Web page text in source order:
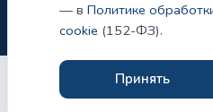
— в Политике
cookie (152-ФЗ).
Принять
2026 ООО «ЭЛ-СИРИУС». Все
Политика конфиденциальности и